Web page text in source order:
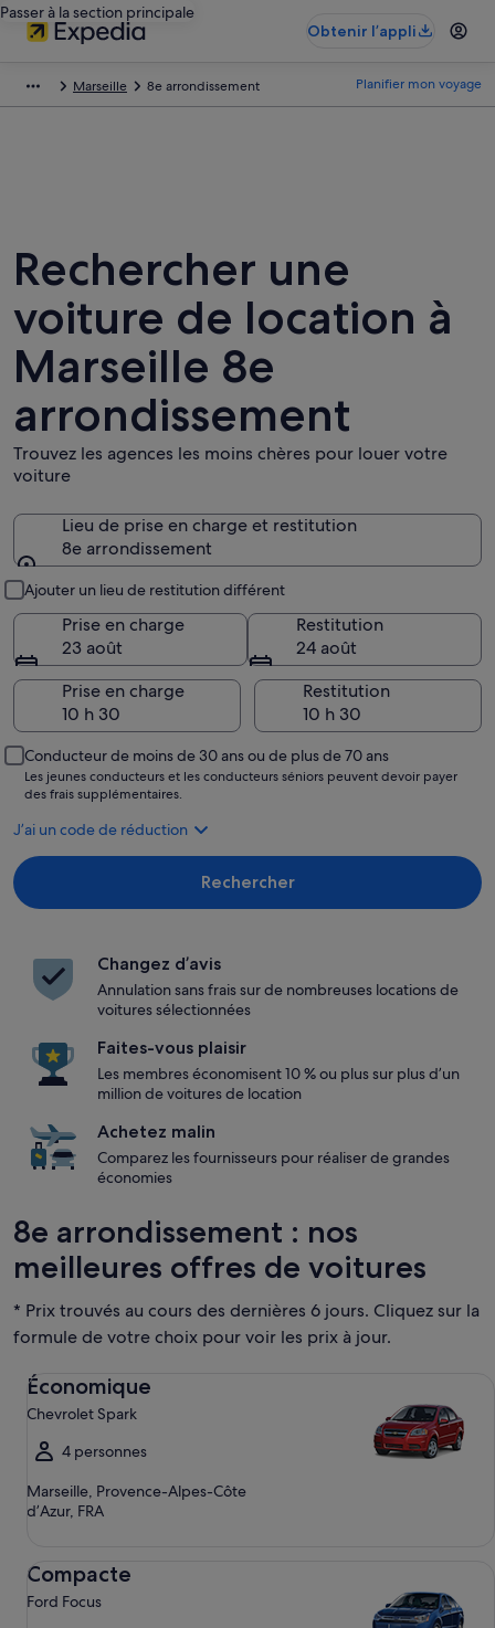
Passer à la section principale
Obtenir l’appli
Marseille 8e arrondissement Planifier mon voyage
Rechercher une
voiture de location à
Marseille 8e
arrondissement
Trouvez les agences les moins chères pour louer votre
voiture
Lieu de prise en charge et restitution
8e arrondissement
Ajouter un lieu de restitution différent
Prise en charge
23 août
Restitution
24 août
Prise en charge
Restitution
Conducteur de moins de 30 ans ou de plus de 70 ans
Les jeunes conducteurs et les conducteurs séniors peuvent devoir payer
des frais supplémentaires.
J’ai un code de réduction
Rechercher
Changez d’avis
Annulation sans frais sur de nombreuses locations de
voitures sélectionnées
Faites-vous plaisir
Les membres économisent 10 % ou plus sur plus d’un
million de voitures de location
Achetez malin
Comparez les fournisseurs pour réaliser de grandes
économies
8e arrondissement : nos
meilleures offres de voitures
* Prix trouvés au cours des dernières 6 jours. Cliquez sur la
formule de votre choix pour voir les prix à jour.
Économique
Chevrolet Spark
4 personnes
Marseille, Provence-Alpes-Côte
d’Azur, FRA
Économique Chevrolet Spark
Compacte
Ford Focus